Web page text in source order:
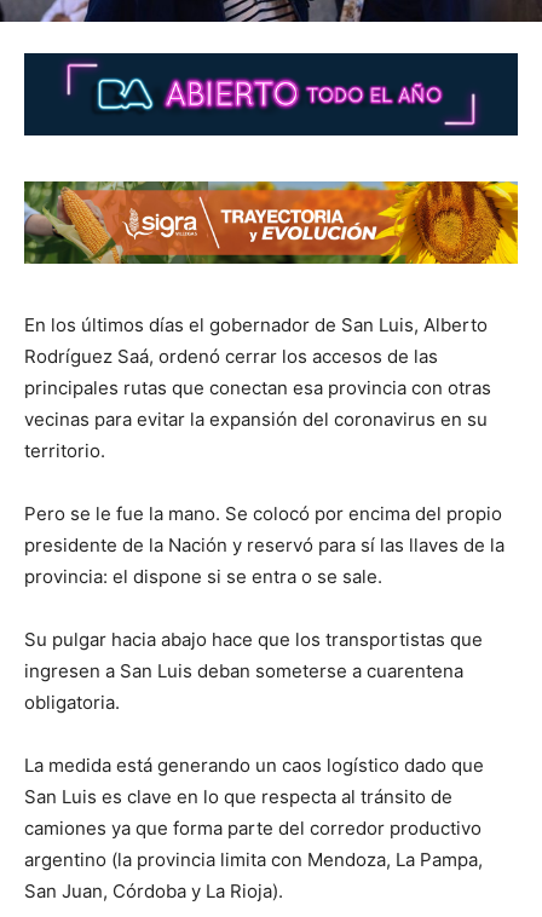
En los últimos días el gobernador de San Luis, Alberto
Rodríguez Saá, ordenó cerrar los accesos de las
principales rutas que conectan esa provincia con otras
vecinas para evitar la expansión del coronavirus en su
territorio.
Pero se le fue la mano. Se colocó por encima del propio
presidente de la Nación y reservó para sí las llaves de la
provincia: el dispone si se entra o se sale.
Su pulgar hacia abajo hace que los transportistas que
ingresen a San Luis deban someterse a cuarentena
obligatoria.
La medida está generando un caos logístico dado que
San Luis es clave en lo que respecta al tránsito de
camiones ya que forma parte del corredor productivo
argentino (la provincia limita con Mendoza, La Pampa,
San Juan, Córdoba y La Rioja).